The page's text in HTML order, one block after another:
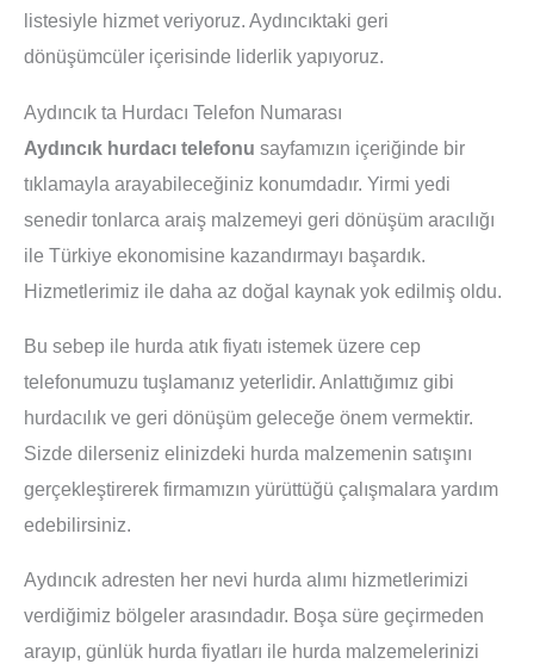
listesiyle hizmet veriyoruz. Aydıncıktaki geri
dönüşümcüler içerisinde liderlik yapıyoruz.
Aydıncık ta Hurdacı Telefon Numarası
Aydıncık hurdacı telefonu sayfamızın içeriğinde bir
tıklamayla arayabileceğiniz konumdadır. Yirmi yedi
senedir tonlarca araiş malzemeyi geri dönüşüm aracılığı
ile Türkiye ekonomisine kazandırmayı başardık.
Hizmetlerimiz ile daha az doğal kaynak yok edilmiş oldu.
Bu sebep ile hurda atık fiyatı istemek üzere cep
telefonumuzu tuşlamanız yeterlidir. Anlattığımız gibi
hurdacılık ve geri dönüşüm geleceğe önem vermektir.
Sizde dilerseniz elinizdeki hurda malzemenin satışını
gerçekleştirerek firmamızın yürüttüğü çalışmalara yardım
edebilirsiniz.
Aydıncık adresten her nevi hurda alımı hizmetlerimizi
verdiğimiz bölgeler arasındadır. Boşa süre geçirmeden
arayıp, günlük hurda fiyatları ile hurda malzemelerinizi